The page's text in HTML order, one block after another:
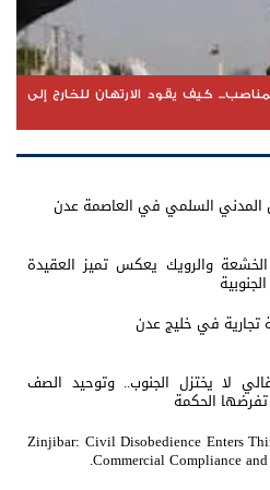
كيف يقود الارتهان للخارج إلى
المدني السلمي في العاصمة عدن
والرويك يعكس تميز العقيدة
تجارية في خليج عدن
لا يختزل الجنوب.. وتوحيد الصف
تفرضها الحكمة
Zinjibar: Civil Disobedience Enters
Commercial Compliance